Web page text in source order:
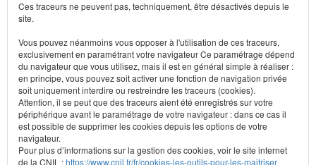
Ces traceurs ne peuvent pas, techniquement, être désactivés depuis le
site.
Vous pouvez néanmoins vous opposer à l'utilisation de ces traceurs,
exclusivement en paramétrant votre navigateur Ce paramétrage dépend
du navigateur que vous utilisez, mais il est en général simple à réaliser :
en principe, vous pouvez soit activer une fonction de navigation privée
soit uniquement interdire ou restreindre les traceurs (cookies).
Attention, il se peut que des traceurs aient été enregistrés sur votre
périphérique avant le paramétrage de votre navigateur : dans ce cas il
est possible de supprimer les cookies depuis les options de votre
navigateur.
Pour plus d’informations sur la gestion des cookies, voir le site internet
de la CNIL :https://www.cnil.fr/fr/cookies-les-outils-pour-les-maitriser